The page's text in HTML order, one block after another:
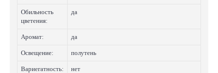
Обильность
цветения:
да
Аромат: да
Освещение: полутень
Вариегатность: нет